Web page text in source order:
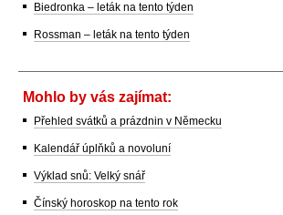
Biedronka – leták na tento týden
Rossman – leták na tento týden
Mohlo by vás zajímat:
Přehled svátků a prázdnin v Německu
Kalendář úplňků a novoluní
Výklad snů: Velký snář
Čínský horoskop na tento rok